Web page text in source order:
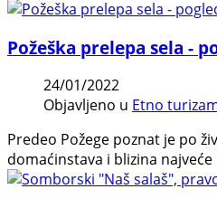
Požeška prelepa sela -
24/01/2022
Objavljeno u Etno
Predeo Požege poznat je po
domaćinstava i blizina